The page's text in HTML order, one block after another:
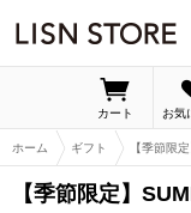
カート お気
ホーム ギフト 【季節限
【季節限定】